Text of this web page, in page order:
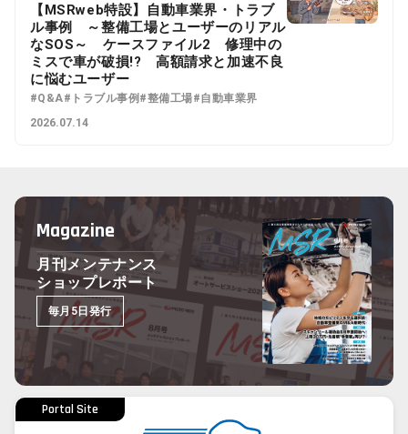
【MSRweb特設】自動車業界・トラブ
ル事例 ～整備工場とユーザーのリアル
なSOS～ ケースファイル2 修理中の
ミスで車が破損!? 高額請求と加速不良
に悩むユーザー
#Q&A#トラブル事例 #整備工場#自動車業界
2026.07.14
Magazine
月刊メンテナンス
ショップレポート
毎月5日発行
Portal Site